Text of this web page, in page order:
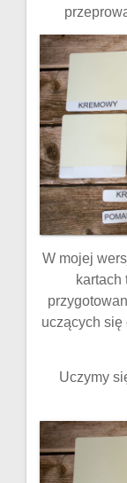
W mojej
kartach
uczących się
Uczymy